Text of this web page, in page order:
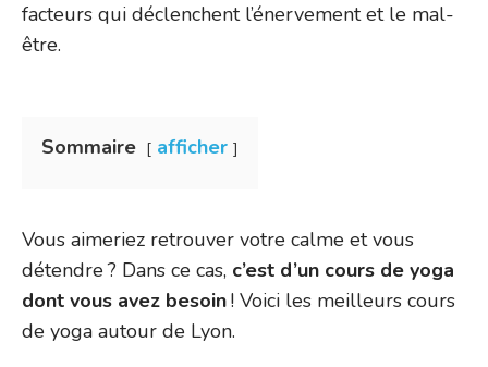
facteurs qui déclenchent l’énervement et le mal-
être.
Sommaire afficher
Vous aimeriez retrouver votre calme et vous
détendre ? Dans ce cas, c’est d’un cours de yoga
dont vous avez besoin! Voici les meilleurs cours
de yoga autour de Lyon.